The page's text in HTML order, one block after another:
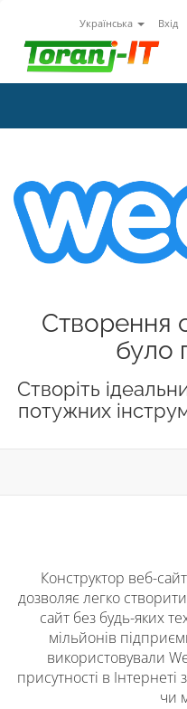
Українська Вхід
Створення
було
Створіть
потужних
Конструктор веб-
дозволяє легко
сайт без будь-яких
мільйонів
використовували
присутності в
чи